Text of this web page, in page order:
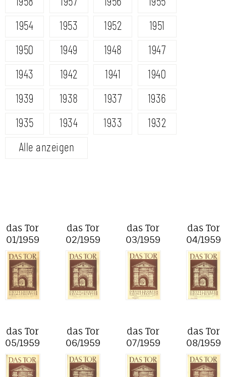
1954
1953 1952
1951
1950
1949 1948
1947
1943
1942 1941
1940
1939
1938 1937
1936
1935
1934 1933
1932
Alle anzeigen
das Tor
01/1959
das Tor
02/1959
das Tor
03/1959
das Tor
04/1959
das Tor
05/1959
das Tor
06/1959
das Tor
07/1959
das Tor
08/1959